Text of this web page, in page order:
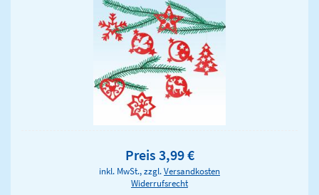
Preis 3,99 €
inkl. MwSt., zzgl.Versandkosten
Widerrufsrecht